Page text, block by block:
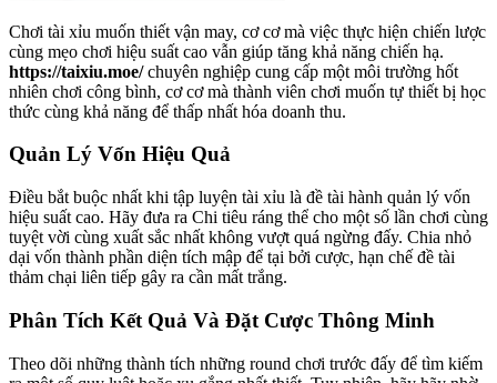
Chơi tài xỉu muốn thiết vận may, cơ cơ mà việc thực hiện chiến lược
cùng mẹo chơi hiệu suất cao vẫn giúp tăng khả năng chiến hạ.
https://taixiu.moe/chuyên nghiệp cung cấp một môi trường hốt
nhiên chơi công bình, cơ cơ mà thành viên chơi muốn tự thiết bị học
thức cùng khả năng để thấp nhất hóa doanh thu.
Quản Lý Vốn Hiệu Quả
Điều bắt buộc nhất khi tập luyện tài xỉu là đề tài hành quản lý vốn
hiệu suất cao. Hãy đưa ra Chi tiêu ráng thể cho một số lần chơi cùng
tuyệt vời cùng xuất sắc nhất không vượt quá ngừng đấy. Chia nhỏ
dại vốn thành phần diện tích mập để tại bởi cược, hạn chế đề tài
thảm chại liên tiếp gây ra cần mất trắng.
Phân Tích Kết Quả Và Đặt Cược Thông Minh
Theo dõi những thành tích những round chơi trước đấy để tìm kiếm